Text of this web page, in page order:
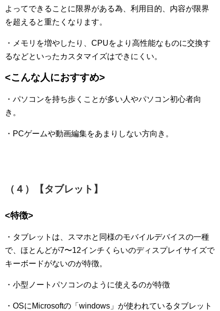
よってできることに限界がある為、利用目的、内容が限界
を超えると重たくなります。
・メモリを増やしたり、CPUをより高性能なものに交換す
るなどといったカスタマイズはできにくい。
<こんな人におすすめ>
・パソコンを持ち歩くことが多い人やパソコン初心者向
き。
・PCゲームや動画編集をあまりしない方向き。
（４）【タブレット】
<特徴>
・タブレットは、スマホと同様のモバイルデバイスの一種
で、ほとんどが7〜12インチくらいのディスプレイサイズで
キーボードがないのが特徴。
・小型ノートパソコンのように使えるのが特徴
・OSにMicrosoftの「windows」が使われているタブレット